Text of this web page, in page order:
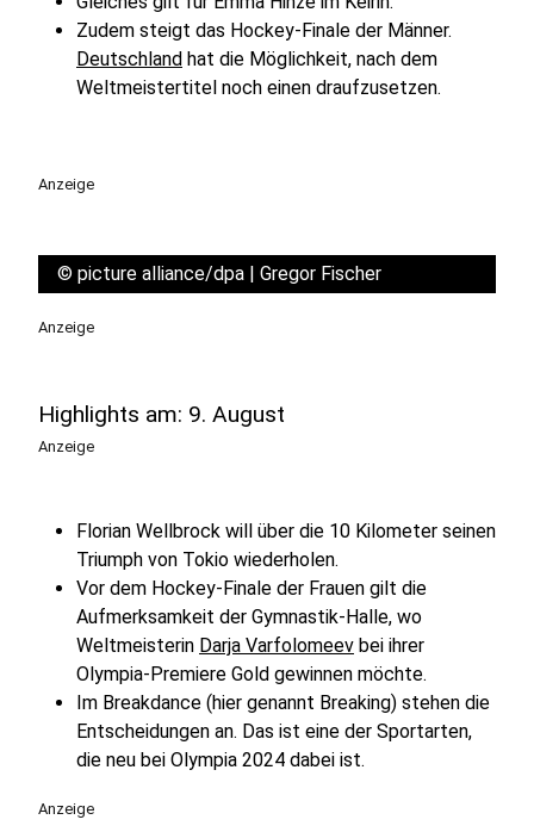
Zudem steigt das Hockey-Finale der Männer.
Deutschland hat die Möglichkeit, nach dem
Weltmeistertitel noch einen draufzusetzen.
Anzeige
© picture alliance/dpa | Gregor Fischer
Anzeige
Highlights am: 9. August
Anzeige
Florian Wellbrock will über die 10 Kilometer seinen
Triumph von Tokio wiederholen.
Vor dem Hockey-Finale der Frauen gilt die
Aufmerksamkeit der Gymnastik-Halle, wo
Weltmeisterin Darja Varfolomeev bei ihrer
Olympia-Premiere Gold gewinnen möchte.
Im Breakdance (hier genannt Breaking) stehen die
Entscheidungen an. Das ist eine der Sportarten,
die neu bei Olympia 2024 dabei ist.
Anzeige